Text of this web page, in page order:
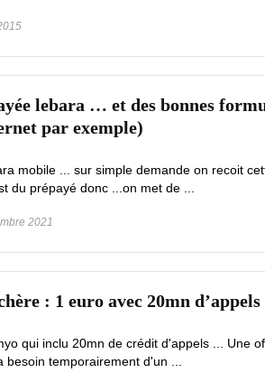
lebara … et des bonnes
par exemple)
mobile ... sur simple demande on recoit
du prépayé donc ...on met de ...
2021
: 1 euro avec 20mn
qui inclu 20mn de crédit d'appels ... Une
temporairement d'un ...